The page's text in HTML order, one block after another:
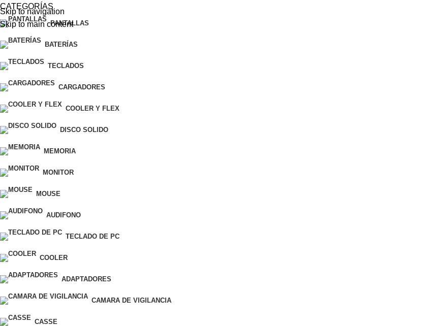
Skip to navigation
Skip to main content
CATEGORÍAS
PANTALLAS
BATERÍAS
TECLADOS
CARGADORES
COOLER Y FLEX
DISCO SOLIDO
MEMORIA
MONITOR
MOUSE
AUDIFONO
TECLADO DE PC
COOLER
ADAPTADORES
CAMARA DE VIGILANCIA
CASSE